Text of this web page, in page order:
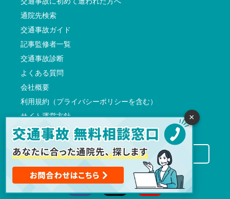
通院先検索
交通事故ガイド
記事監修者一覧
交通事故診断
よくある質問
会社概要
利用規約（プライバシーポリシーを含む）
サイト運営方針
反社会的勢力に対する基本方針
交通事故病院サーチに掲載希望の先生方へ
×